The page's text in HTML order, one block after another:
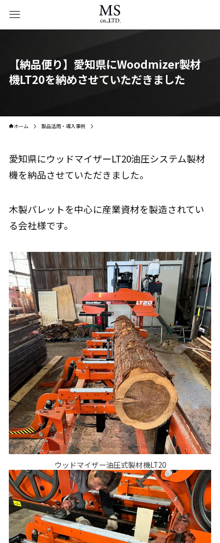
【納品便り】愛知県にWoodmizer製材
機LT20を納めさせていただきました
ホーム 製品活用・導入事例
愛知県にウッドマイザーLT20油圧システム製材
機を納品させていただきました。
木製パレットを中心に産業資材を製造されてい
る会社様です。
ウッドマイザー油圧式製材機LT20